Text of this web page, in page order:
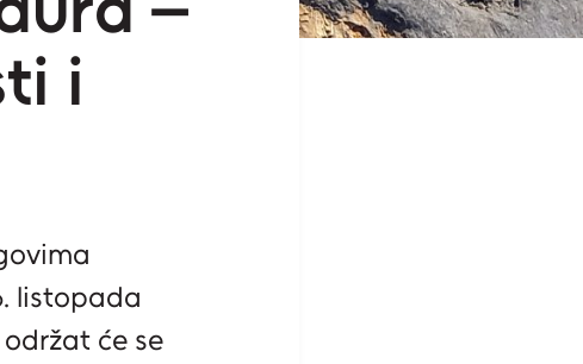
i
listopada
će se